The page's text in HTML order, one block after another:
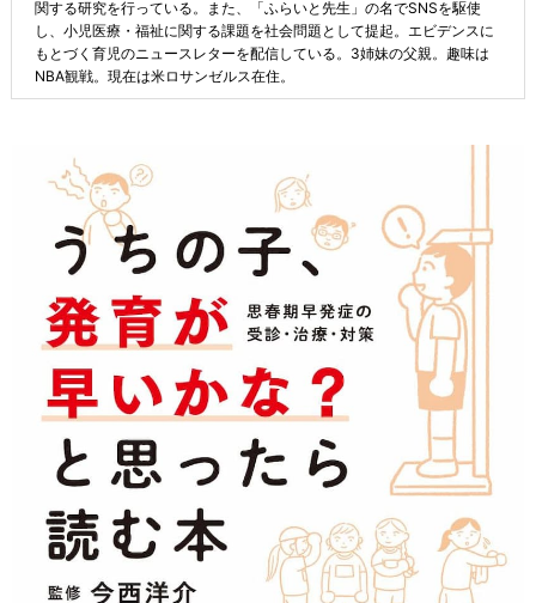
関する研究を行っている。また、「ふらいと先生」の名でSNSを駆使
し、小児医療・福祉に関する課題を社会問題として提起。エビデンスに
もとづく育児のニュースレターを配信している。3姉妹の父親。趣味は
NBA観戦。現在は米ロサンゼルス在住。